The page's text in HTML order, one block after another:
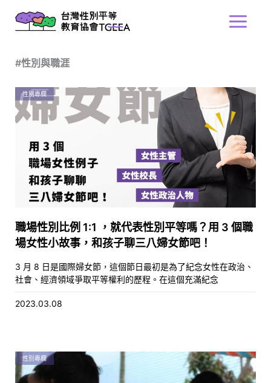
Main
#性別與職涯
性別專欄
職場性別比例 1:1 ，就代表性別平等嗎？用 3 個職
場女性小故事，和孩子聊三八婦女節吧！
3 月 8 日是國際婦女節，這個節日最初是為了紀念女性在政治、
社會、經濟領域爭取平等權利的歷程。在這個充滿紀念
2023.03.08
性別專欄